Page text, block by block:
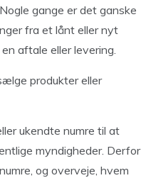
gange er det ganske
fra et lånt eller nyt
aftale eller levering.
produkter eller
ukendte numre til at
myndigheder. Derfor
og overveje, hvem